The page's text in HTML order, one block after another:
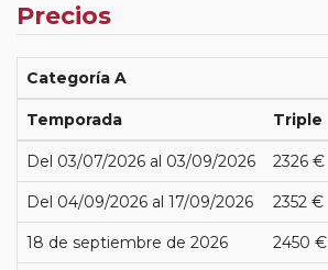
Precios
Categoría A
Temporada Triple
Del 03/07/2026 al 03/09/2026 2326 €
Del 04/09/2026 al 17/09/2026 2352 €
18 de septiembre de 2026 2450 €